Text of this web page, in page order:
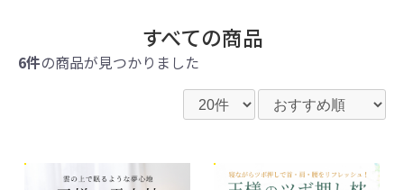
すべての商品
6件の商品が見つかりました